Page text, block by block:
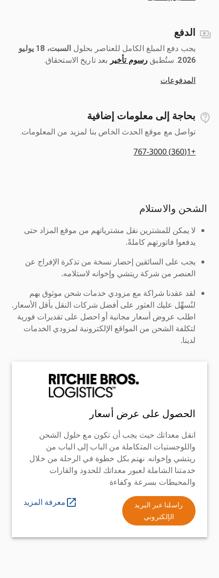
الدفع
يجب دفع المبلغ الكامل للعناصر بحلول ‎
السبت، 18 يوليو
2026
رسوم تأخير بعد تاريخ الاستحقاق.
المدفوعات
بحاجة إلى معلومات إضافية
تواصل مع موقع الحدث الخاص بنا لمزيد من المعلومات.
+1(360) 767-3000
الشحن والاستلام
لا يمكن للمشترين نقل مشترياتهم من موقع المزاد حتى
يدفعوا فاتورتهم كاملةً.
يجب على السائقين إحضار نسخة من تذكرة الإفراج عن
العنصر من شركة ريتشي وإخوانه لاستلامه.
لقد عقدنا شراكة مع مزودي خدمات شحن موثوق بهم
لنُسهِّل عليك العثور على أفضل شركات النقل بأقل الأسعار.
اطلب عروض أسعار مجانية أو احصل على تقديرات فورية
لتكلفة الشحن من المواقع الإلكترونية لمزودي الخدمات
لدينا.
الحصول على عرض أسعار
انقل معداتك حيث يجب أن تكون مع حلول الشحن
واللوجستيات المتكاملة من الباب إلى الباب من
ريتشي وإخوانه. نهتم بكل خطوة في الرحلة من خلال
خدمتنا الشاملة لعبور معداتك للحدود والقارات
والمحيطات بسرعة وكفاءة
راسلنا عبر البريد
الإلكتروني
معرفة المزيد